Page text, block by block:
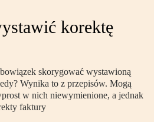
korektę
skorygować wystawioną
Wynika to z przepisów. Mogą
w nich niewymienione, a jednak
faktury